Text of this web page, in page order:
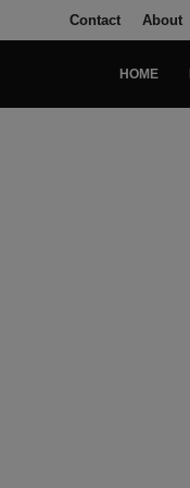
Contact About
HOME